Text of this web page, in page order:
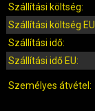
IZZÓ (ROBOGÓ,
Szállítási költség:
Szállítási költség
Szállítási idő:
Szállítási idő EU:
Személyes átvétel: